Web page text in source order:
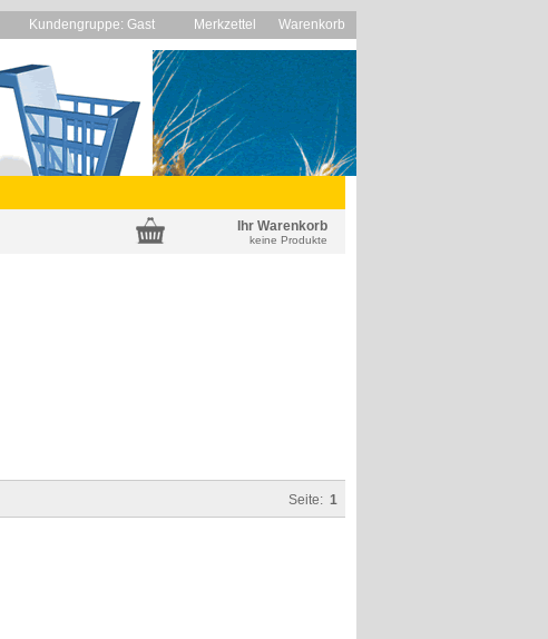
Kundengruppe: Gast Merkzettel Warenkorb
Ihr Warenkorb
keine Produkte
Seite: 1